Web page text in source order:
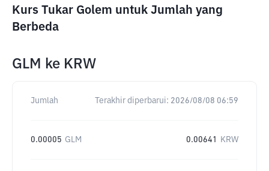
Kurs Tukar Golem untuk Jumlah yang
Berbeda
GLM ke KRW
Jumlah Terakhir diperbarui: 2026/08/08 06:59
0.00005 GLM 0.00641 KRW